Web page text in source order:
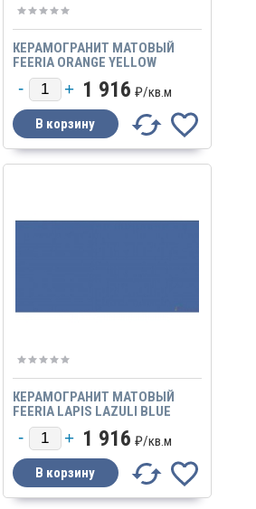
КЕРАМОГРАНИТ МАТОВЫЙ
FEERIA ORANGE YELLOW
ОРАНЖЕВО-ЖЕЛТЫЙ
1 916 ₽/кв.м
КЕРАМОГРАНИТ МАТОВЫЙ
FEERIA LAPIS LAZULI BLUE
СИНИЙ ЛАЗУРИТ1 916 ₽/кв.м